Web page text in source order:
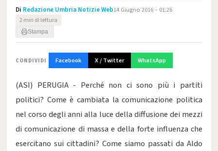
Di Redazione Umbria Notizie Web14 Giugno 2016 – 01:26
2 min di lettura
Stampa
CONDIVIDI Facebook X / Twitter WhatsApp
(ASI) PERUGIA - Perché non ci sono più i partiti
politici? Come è cambiata la comunicazione politica
nel corso degli anni alla luce della diffusione dei mezzi
di comunicazione di massa e della forte influenza che
esercitano sui cittadini? Come siamo passati da Aldo